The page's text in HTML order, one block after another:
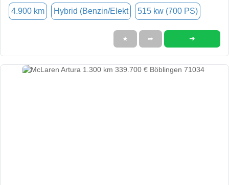
4.900 km Hybrid (Benzin/Elekt 515 kw (700 PS)
★ ➦ ➜